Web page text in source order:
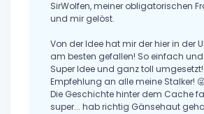
SirWolfen, meiner obligatorischen
und mir gelöst.
Von der Idee hat mir der hier in der
am besten gefallen! So einfach
Super Idee und ganz toll
Empfehlung an alle meine Stalker!
Die Geschichte hinter dem Cache
super... hab richtig Gänsehaut